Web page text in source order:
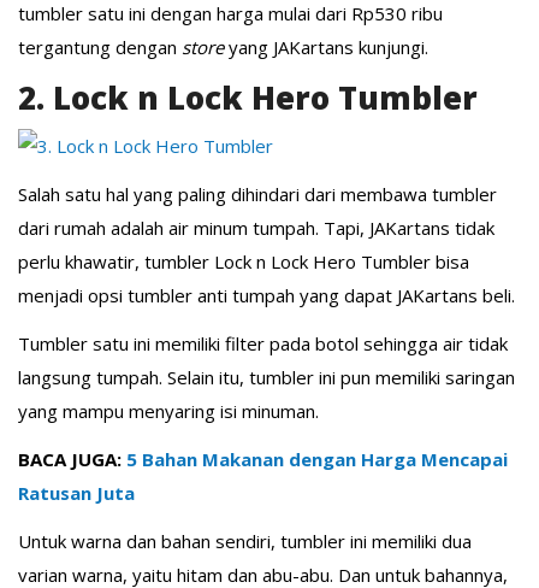
tumbler satu ini dengan harga mulai dari Rp530 ribu
tergantung dengan storeyang JAKartans kunjungi.
2. Lock n Lock Hero Tumbler
Salah satu hal yang paling dihindari dari membawa tumbler
dari rumah adalah air minum tumpah. Tapi, JAKartans tidak
perlu khawatir, tumbler Lock n Lock Hero Tumbler bisa
menjadi opsi tumbler anti tumpah yang dapat JAKartans beli.
Tumbler satu ini memiliki filter pada botol sehingga air tidak
langsung tumpah. Selain itu, tumbler ini pun memiliki saringan
yang mampu menyaring isi minuman.
BACA JUGA: 5 Bahan Makanan dengan Harga Mencapai
Ratusan Juta
Untuk warna dan bahan sendiri, tumbler ini memiliki dua
varian warna, yaitu hitam dan abu-abu. Dan untuk bahannya,